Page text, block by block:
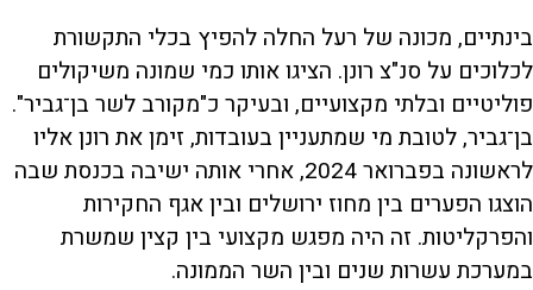
בינתיים, מכונה של רעל החלה להפיץ בכלי התקשורת
לכלוכים על סנ"צ רונן. הציגו אותו כמי שמונה משיקולים
פוליטיים ובלתי מקצועיים, ובעיקר כ"מקורב לשר בן־גביר".
בן־גביר, לטובת מי שמתעניין בעובדות, זימן את רונן אליו
לראשונה בפברואר 2024, אחרי אותה ישיבה בכנסת שבה
הוצגו הפערים בין מחוז ירושלים ובין אגף החקירות
והפרקליטות. זה היה מפגש מקצועי בין קצין שמשרת
במערכת עשרות שנים ובין השר הממונה.